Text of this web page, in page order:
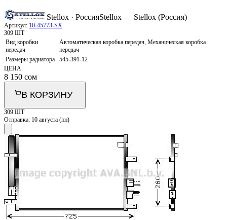
Stellox · РоссияStellox — Stellox (Россия)
Артикул: 10-45773-SX
309 ШТ
Вид коробки
передач
Автоматическая коробка передач, Механическая коробка
передач
Размеры радиатора
545-391-12
ЦЕНА
8 150 сом
В КОРЗИНУ
309 ШТ
Отправка: 10 августа (пн)